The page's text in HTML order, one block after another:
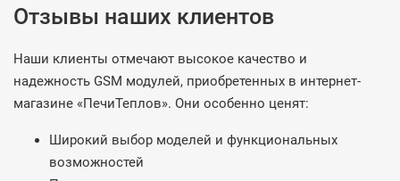
Отзывы наших клиентов
Наши клиенты отмечают высокое качество и
надежность GSM модулей, приобретенных в интернет-
магазине «ПечиТеплов». Они особенно ценят:
Широкий выбор моделей и функциональных
возможностей